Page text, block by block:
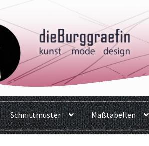
Schnittmuster Maßtabellen